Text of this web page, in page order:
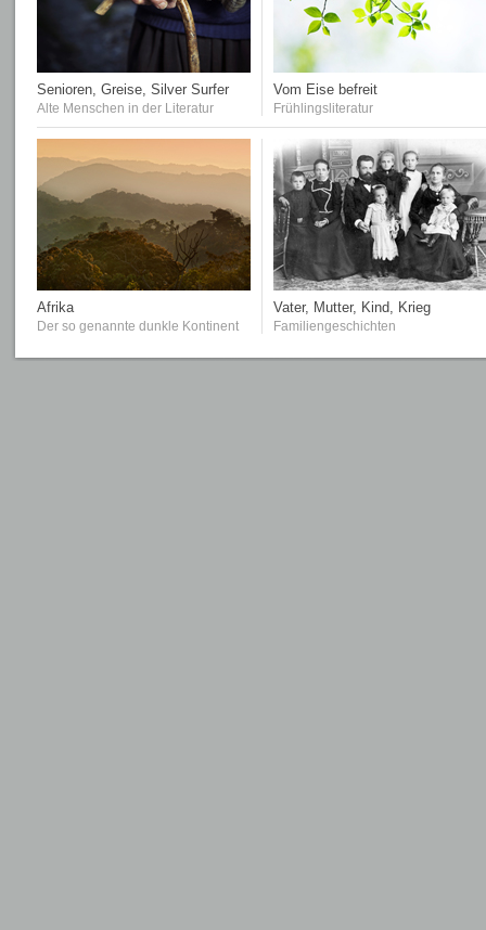
Senioren, Greise, Silver Surfer
Alte Menschen in der Literatur
Vom Eise befreit
Frühlingsliteratur
Afrika
Der so genannte dunkle Kontinent
Vater, Mutter, Kind, Krieg
Familiengeschichten